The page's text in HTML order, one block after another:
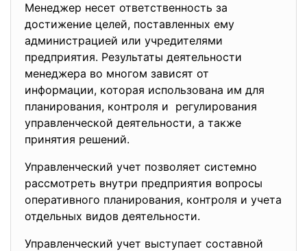
Менеджер несет ответственность за
достижение целей, поставленных ему
администрацией или учредителями
предприятия. Результаты деятельности
менеджера во многом зависят от
информации, которая использована им для
планирования, контроля и регулирования
управленческой деятельности, а также
принятия решений.
Управленческий учет позволяет системно
рассмотреть внутри предприятия вопросы
оперативного планирования, контроля и учета
отдельных видов деятельности.
Управленческий учет выступает составной